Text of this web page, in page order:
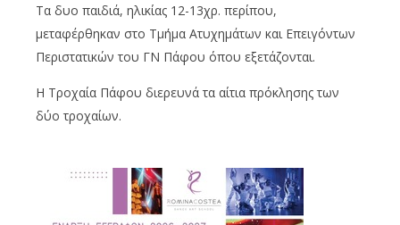
Τα δυο παιδιά, ηλικίας 12-13χρ. περίπου,
μεταφέρθηκαν στο Τμήμα Ατυχημάτων και Επειγόντων
Περιστατικών του ΓΝ Πάφου όπου εξετάζονται.
Η Τροχαία Πάφου διερευνά τα αίτια πρόκλησης των
δύο τροχαίων.